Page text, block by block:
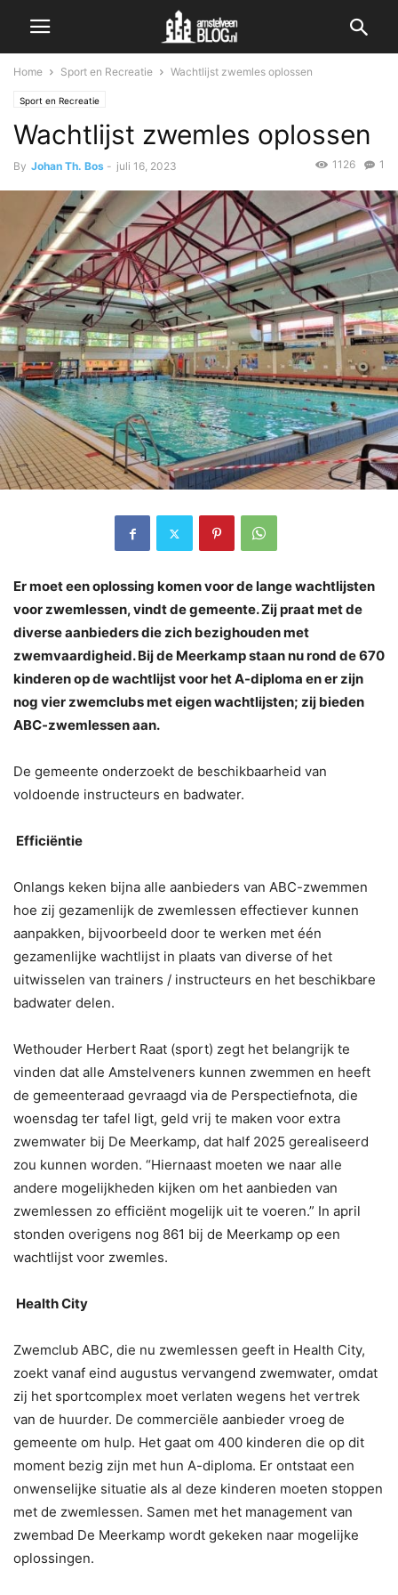
Home Sport en Recreatie Wachtlijst zwemles oplossen
Sport en Recreatie
Wachtlijst zwemles oplossen
By Johan Th. Bos - juli 16, 2023 1
1126
Er moet een oplossing komen voor de lange wachtlijsten
voor zwemlessen, vindt de gemeente. Zij praat met de
diverse aanbieders die zich bezighouden met
zwemvaardigheid. Bij de Meerkamp staan nu rond de 670
kinderen op de wachtlijst voor het A-diploma en er zijn
nog vier zwemclubs met eigen wachtlijsten; zij bieden
ABC-zwemlessen aan.
De gemeente onderzoekt de beschikbaarheid van
voldoende instructeurs en badwater.
Efficiëntie
Onlangs keken bijna alle aanbieders van ABC-zwemmen
hoe zij gezamenlijk de zwemlessen effectiever kunnen
aanpakken, bijvoorbeeld door te werken met één
gezamenlijke wachtlijst in plaats van diverse of het
uitwisselen van trainers / instructeurs en het beschikbare
badwater delen.
Wethouder Herbert Raat (sport) zegt het belangrijk te
vinden dat alle Amstelveners kunnen zwemmen en heeft
de gemeenteraad gevraagd via de Perspectiefnota, die
woensdag ter tafel ligt, geld vrij te maken voor extra
zwemwater bij De Meerkamp, dat half 2025 gerealiseerd
zou kunnen worden. “Hiernaast moeten we naar alle
andere mogelijkheden kijken om het aanbieden van
zwemlessen zo efficiënt mogelijk uit te voeren.” In april
stonden overigens nog 861 bij de Meerkamp op een
wachtlijst voor zwemles.
Health City
Zwemclub ABC, die nu zwemlessen geeft in Health City,
zoekt vanaf eind augustus vervangend zwemwater, omdat
zij het sportcomplex moet verlaten wegens het vertrek
van de huurder. De commerciële aanbieder vroeg de
gemeente om hulp. Het gaat om 400 kinderen die op dit
moment bezig zijn met hun A-diploma. Er ontstaat een
onwenselijke situatie als al deze kinderen moeten stoppen
met de zwemlessen. Samen met het management van
zwembad De Meerkamp wordt gekeken naar mogelijke
oplossingen.